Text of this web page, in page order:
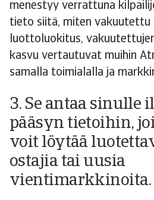
menestyy verrattuna
tieto siitä, miten vakuutettu
luottoluokitus,
kasvu vertautuvat muihin
samalla toimialalla ja
3. Se antaa sinulle
pääsyn tietoihin,
voit löytää
ostajia tai uusia
vientimarkkinoita.